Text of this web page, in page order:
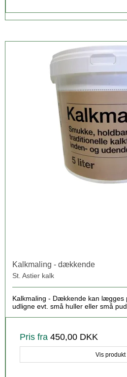
Kalkmaling - dækkende
St. Astier kalk
Kalkmaling - Dækkende kan lægges
udligne evt. små huller eller små
Pris fra 450,00 DKK
Vis produkt